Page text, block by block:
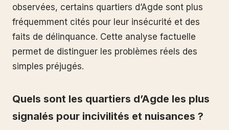
observées, certains quartiers d’Agde sont plus
fréquemment cités pour leur insécurité et des
faits de délinquance. Cette analyse factuelle
permet de distinguer les problèmes réels des
simples préjugés.
Quels sont les quartiers d’Agde les plus
signalés pour incivilités et nuisances ?